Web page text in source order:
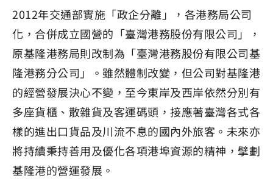
2012年交通部實施「政企分離」，各港務局公司
化，合併成立國營的「臺灣港務股份有限公司」，
原基隆港務局則改制為「臺灣港務股份有限公司基
隆港務分公司」。雖然體制改變，但公司對基隆港
的經營發展決心不變，至今東岸及西岸依然分別有
多座貨櫃、散雜貨及客運碼頭，接應著臺灣各式各
樣的進出口貨品及川流不息的國內外旅客。未來亦
將持續秉持善用及優化各項港埠資源的精神，擘劃
基隆港的營運發展。